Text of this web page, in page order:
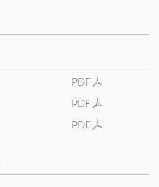
PDF
PDF
PDF